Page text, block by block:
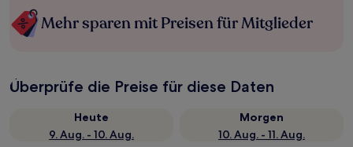
Mehr sparen mit Preisen für Mitglieder
Überprüfe die Preise für diese Daten
Heute
9. Aug. - 10. Aug.
Morgen
10. Aug. - 11. Aug.